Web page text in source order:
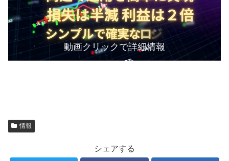
動画クリックで詳細情報
情報
シェアする